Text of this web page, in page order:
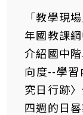
「教學現
年國教課
介紹國中
向度--學習
究日行跡
四週的日